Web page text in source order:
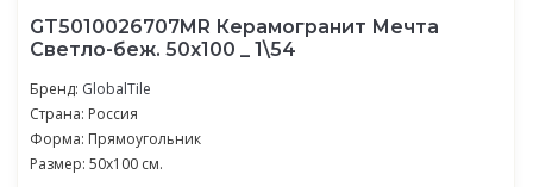
GT5010026707MR Керамогранит Мечта
Светло-беж. 50x100 _ 1\54
Бренд: GlobalTile
Страна: Россия
Форма: Прямоугольник
Размер: 50x100 см.